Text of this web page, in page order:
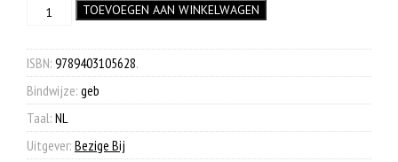
was:
€ 34,99.
is:
€ 15,00.
alle
mogelijke
werelden
aantal
TOEVOEGEN AAN WINKELWAGEN
ISBN: 9789403105628.
Bindwijze: geb
Taal: NL
Uitgever: Bezige Bij